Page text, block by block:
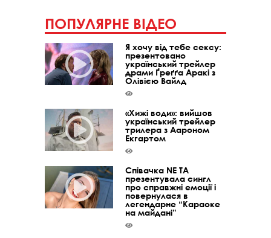
ПОПУЛЯРНЕ ВІДЕО
Я хочу від тебе сексу:
презентовано
український трейлер
драми Ґреґґа Аракі з
Олівією Вайлд
«Хижі води»: вийшов
український трейлер
трилера з Аароном
Екгартом
Співачка NE TA
презентувала сингл
про справжні емоції і
повернулася в
легендарне “Караоке
на майдані”